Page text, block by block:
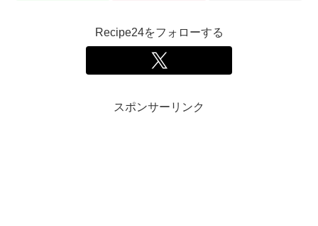
Recipe24をフォローする
スポンサーリンク